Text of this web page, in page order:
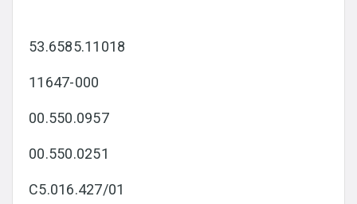
53.6585.11018
11647-000
00.550.0957
00.550.0251
C5.016.427/01